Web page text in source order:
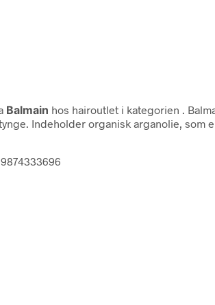
Balmain hos hairoutlet i kategorien
.
Indeholder organisk arganolie,